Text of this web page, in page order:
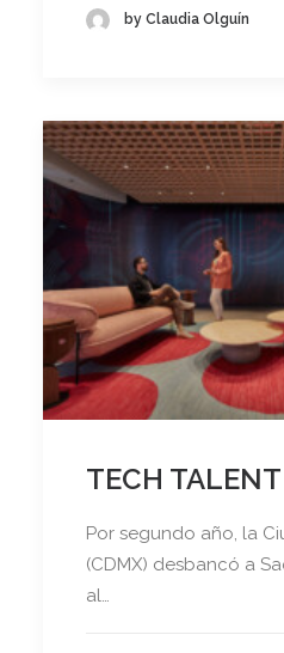
by Claudia Olguín
TECH
Por segundo año, la
(CDMX) desbancó a
al…